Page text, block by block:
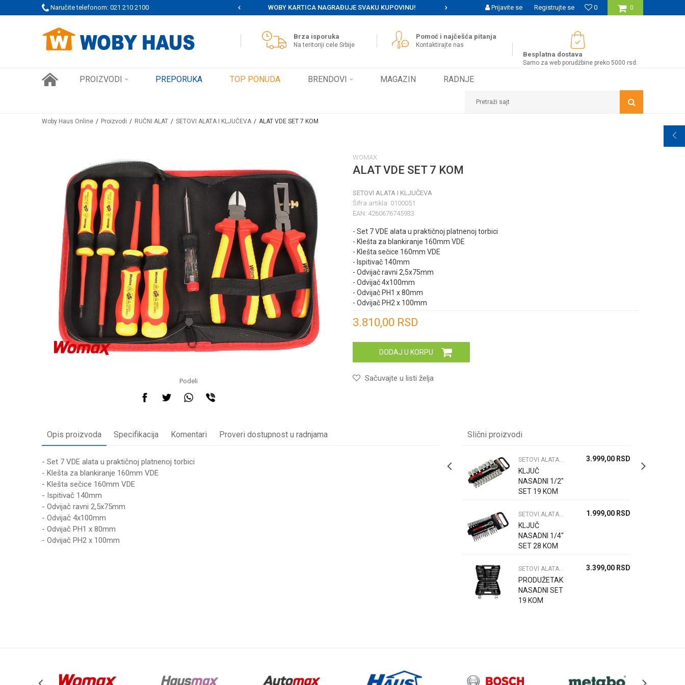
Naručite telefonom: 021 210 2100
PORUDŽBINE! SIGURNO PLAĆANJE PLATNIM KARTICAMA WOBY KARTICA NAGRAĐUJE SVAKU KUPOVINU! MOGUĆNOST BESPLATNE ISPORUKE ZA WEB PORUDŽBINE! 0
0
Prijavite se Registrujte se
Brza isporuka
Na teritoriji cele Srbije
Pomoć i najčešća pitanja
Kontaktirajte nas
Besplatna dostava
Samo za web porudžbine preko 5000 rsd.
PROIZVODI PREPORUKA TOP PONUDA BRENDOVI MAGAZIN RADNJE
Pretraži sajt
Woby Haus Online Proizvodi RUČNI ALAT SETOVI ALATA I KLJUČEVA ALAT VDE SET 7 KOM
Podeli
WOMAX
ALAT VDE SET 7 KOM
SETOVI ALATA I KLJUČEVA
Šifra artikla: 0100051
EAN: 4260676745933
- Set 7 VDE alata u praktičnoj platnenoj torbici
- Klešta za blankiranje 160mm VDE
- Klešta sečice 160mm VDE
- Ispitivač 140mm
- Odvijač ravni 2,5x75mm
- Odvijač 4x100mm
- Odvijač PH1 x 80mm
- Odvijač PH2 x 100mm
3.810,00 RSD
DODAJ U KORPU
Sačuvajte u listi želja
Opis proizvoda Specifikacija Komentari Proveri dostupnost u radnjama
- Set 7 VDE alata u praktičnoj platnenoj torbici
- Klešta za blankiranje 160mm VDE
- Klešta sečice 160mm VDE
- Ispitivač 140mm
- Odvijač ravni 2,5x75mm
- Odvijač 4x100mm
- Odvijač PH1 x 80mm
- Odvijač PH2 x 100mm
Slični proizvodi
SETOVI ALATA I KLJUČEVA
KLJUČ
NASADNI 1/2"
SET 19 KOM
3.999,00 RSD
SETOVI ALATA I KLJUČEVA
KLJUČ
NASADNI 1/4"
SET 28 KOM
1.999,00 RSD
SETOVI ALATA I KLJUČEVA
PRODUŽETAK
NASADNI SET
19 KOM
3.399,00 RSD